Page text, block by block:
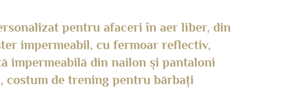
pentru afaceri în aer liber, din
impermeabil, cu fermoar reflectiv,
impermeabilă din nailon și pantaloni
costum de trening pentru bărbați